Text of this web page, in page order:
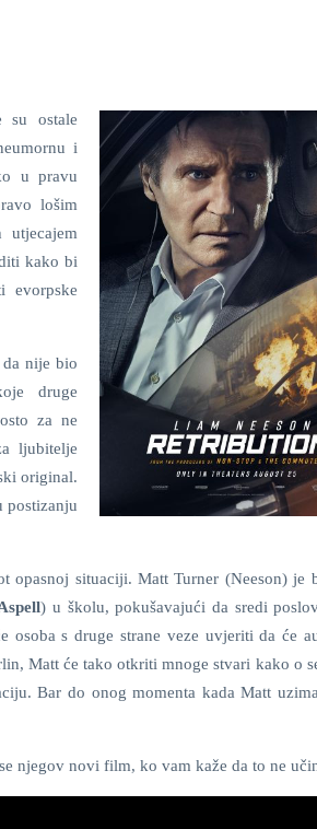
su ostale
i
u pravu
lošim
kako bi
evorpske
nije bio
druge
za ne
ljubitelje
original.
situaciji. Matt Turner (Neeson) je
) u školu, pokušavajući da sredi
s druge strane veze uvjeriti da će
Matt će tako otkriti mnoge stvari kako o
Bar do onog momenta kada Matt
njegov novi film, ko vam kaže da to ne